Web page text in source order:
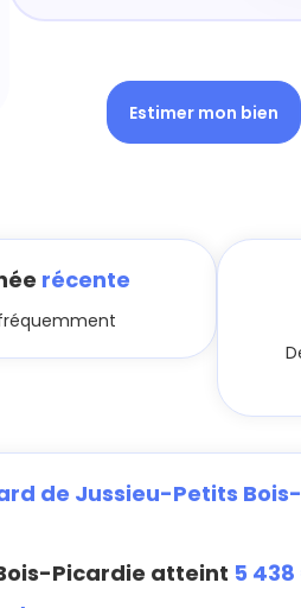
Estimer mon bien
récente
de Jussieu-Petits
Picardie atteint 5